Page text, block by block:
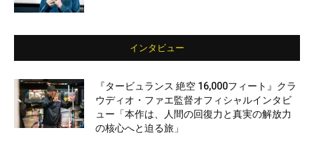
インタビュー
『タービュランス 絶空 16,000フィート』クラ
ウディオ・ファエ監督オフィシャルインタビ
ュー「本作は、人間の回復力と真実の解放力
の核心へと迫る旅」